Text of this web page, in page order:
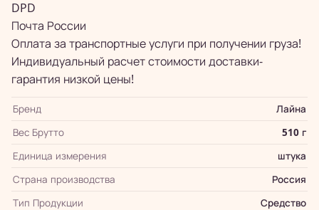
DPD
Почта России
Оплата за транспортные услуги при получении груза!
Индивидуальный расчет стоимости доставки-
гарантия низкой цены!
Бренд
Лайна
Вес Брутто
510 г
Единица измерения
штука
Страна производства
Россия
Тип Продукции
Средство